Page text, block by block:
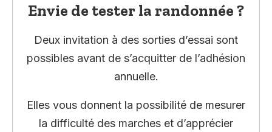
Envie de tester la randonnée ?
Deux invitation à des sorties d’essai sont
possibles avant de s’acquitter de l’adhésion
annuelle.
Elles vous donnent la possibilité de mesurer
la difficulté des marches et d’apprécier